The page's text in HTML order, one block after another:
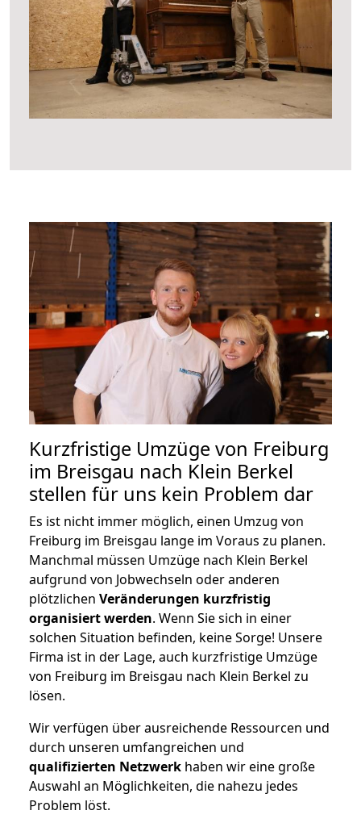
Kurzfristige Umzüge von Freiburg
im Breisgau nach Klein Berkel
stellen für uns kein Problem dar
Es ist nicht immer möglich, einen Umzug von
Freiburg im Breisgau lange im Voraus zu planen.
Manchmal müssen Umzüge nach Klein Berkel
aufgrund von Jobwechseln oder anderen
plötzlichen Veränderungen kurzfristig
organisiert werden. Wenn Sie sich in einer
solchen Situation befinden, keine Sorge! Unsere
Firma ist in der Lage, auch kurzfristige Umzüge
von Freiburg im Breisgau nach Klein Berkel zu
lösen.
Wir verfügen über ausreichende Ressourcen und
durch unseren umfangreichen und
qualifizierten Netzwerk haben wir eine große
Auswahl an Möglichkeiten, die nahezu jedes
Problem löst.